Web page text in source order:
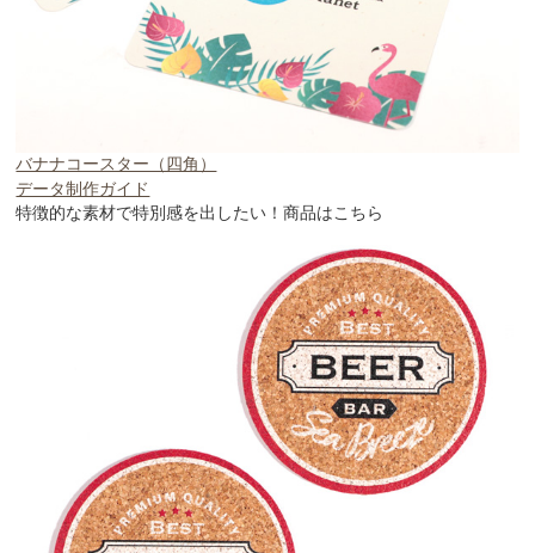
バナナコースター（四角）
データ制作ガイド
特徴的な素材で特別感を出したい！商品はこちら